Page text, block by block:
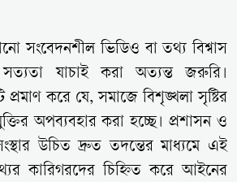
সংবেদনশীল ভিডিও বা তথ্য বিশ্বাস
যাচাই করা অত্যন্ত জরুরি।
করে যে, সমাজে বিশৃঙ্খলা সৃষ্টির
অপব্যবহার করা হচ্ছে। প্রশাসন ও
উচিত দ্রুত তদন্তের মাধ্যমে এই
কারিগরদের চিহ্নিত করে আইনের